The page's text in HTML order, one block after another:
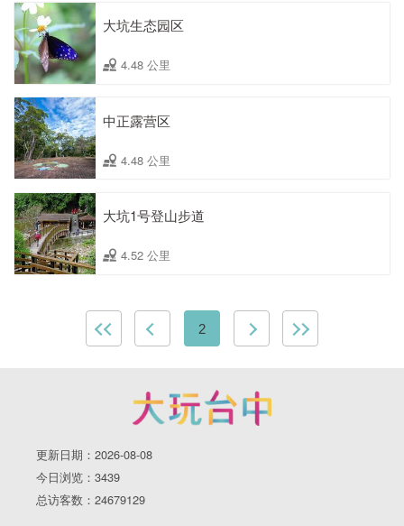
大坑生态园区
4.48 公里
中正露营区
4.48 公里
大坑1号登山步道
4.52 公里
2
更新日期：2026-08-08
今日浏览：3439
总访客数：24679129